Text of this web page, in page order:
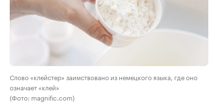
Слово «клейстер» заимствовано из немецкого языка, где оно
означает «клей»
(Фото: magnific.com)